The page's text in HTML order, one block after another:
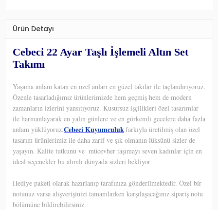
Ürün Detayı
Cebeci 22 Ayar Taşlı İşlemeli Altın Set
Takımı
Yaşama anlam katan en özel anları en güzel takılar ile taçlandırıyoruz.
Özenle tasarladığımız ürünlerimizde hem geçmiş hem de modern
zamanların izlerini yansıtıyoruz. Kusursuz işçilikleri özel tasarımlar
ile harmanlayarak en yalın günlere ve en görkemli gecelere daha fazla
anlam yüklüyoruz.Cebeci Kuyumculukfarkıyla üretilmiş olan özel
tasarım ürünlerimiz ile daha zarif ve şık olmanın lüksünü sizler de
yaşayın. Kalite tutkunu ve mücevher taşımayı seven kadınlar için en
ideal seçenekler bu alımlı dünyada sizleri bekliyor
Hediye paketi olarak hazırlanıp tarafınıza gönderilmektedir. Özel bir
notunuz varsa alışverişinizi tamamlarken karşılaşacağınız sipariş notu
bölümüne bildirebilirsiniz.